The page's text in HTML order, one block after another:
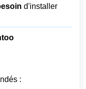
d'installer
: